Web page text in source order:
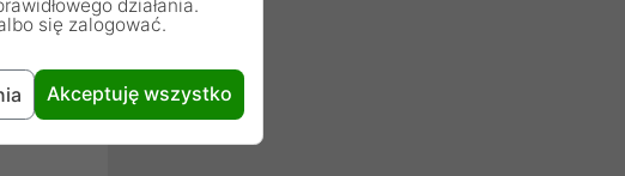
działania.
się zalogować.
Akceptuję wszystko